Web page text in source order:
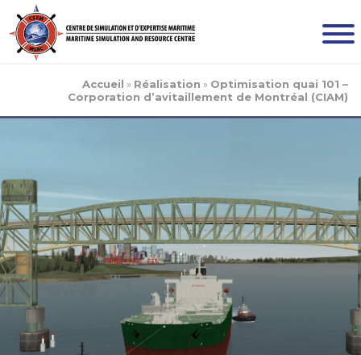
Accueil » Réalisation » Optimisation quai 101 –
Corporation d’avitaillement de Montréal (CIAM)